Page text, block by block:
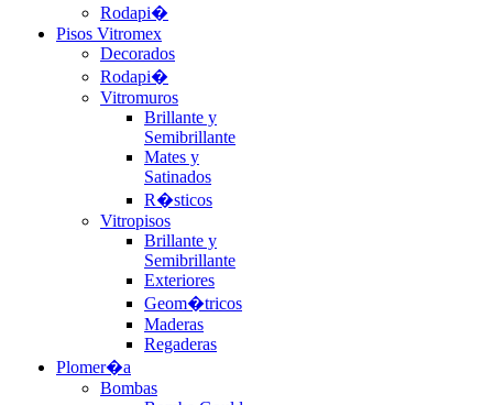
Rodapi�
Pisos Vitromex
Decorados
Rodapi�
Vitromuros
Brillante y
Semibrillante
Mates y
Satinados
R�sticos
Vitropisos
Brillante y
Semibrillante
Exteriores
Geom�tricos
Maderas
Regaderas
Plomer�a
Bombas